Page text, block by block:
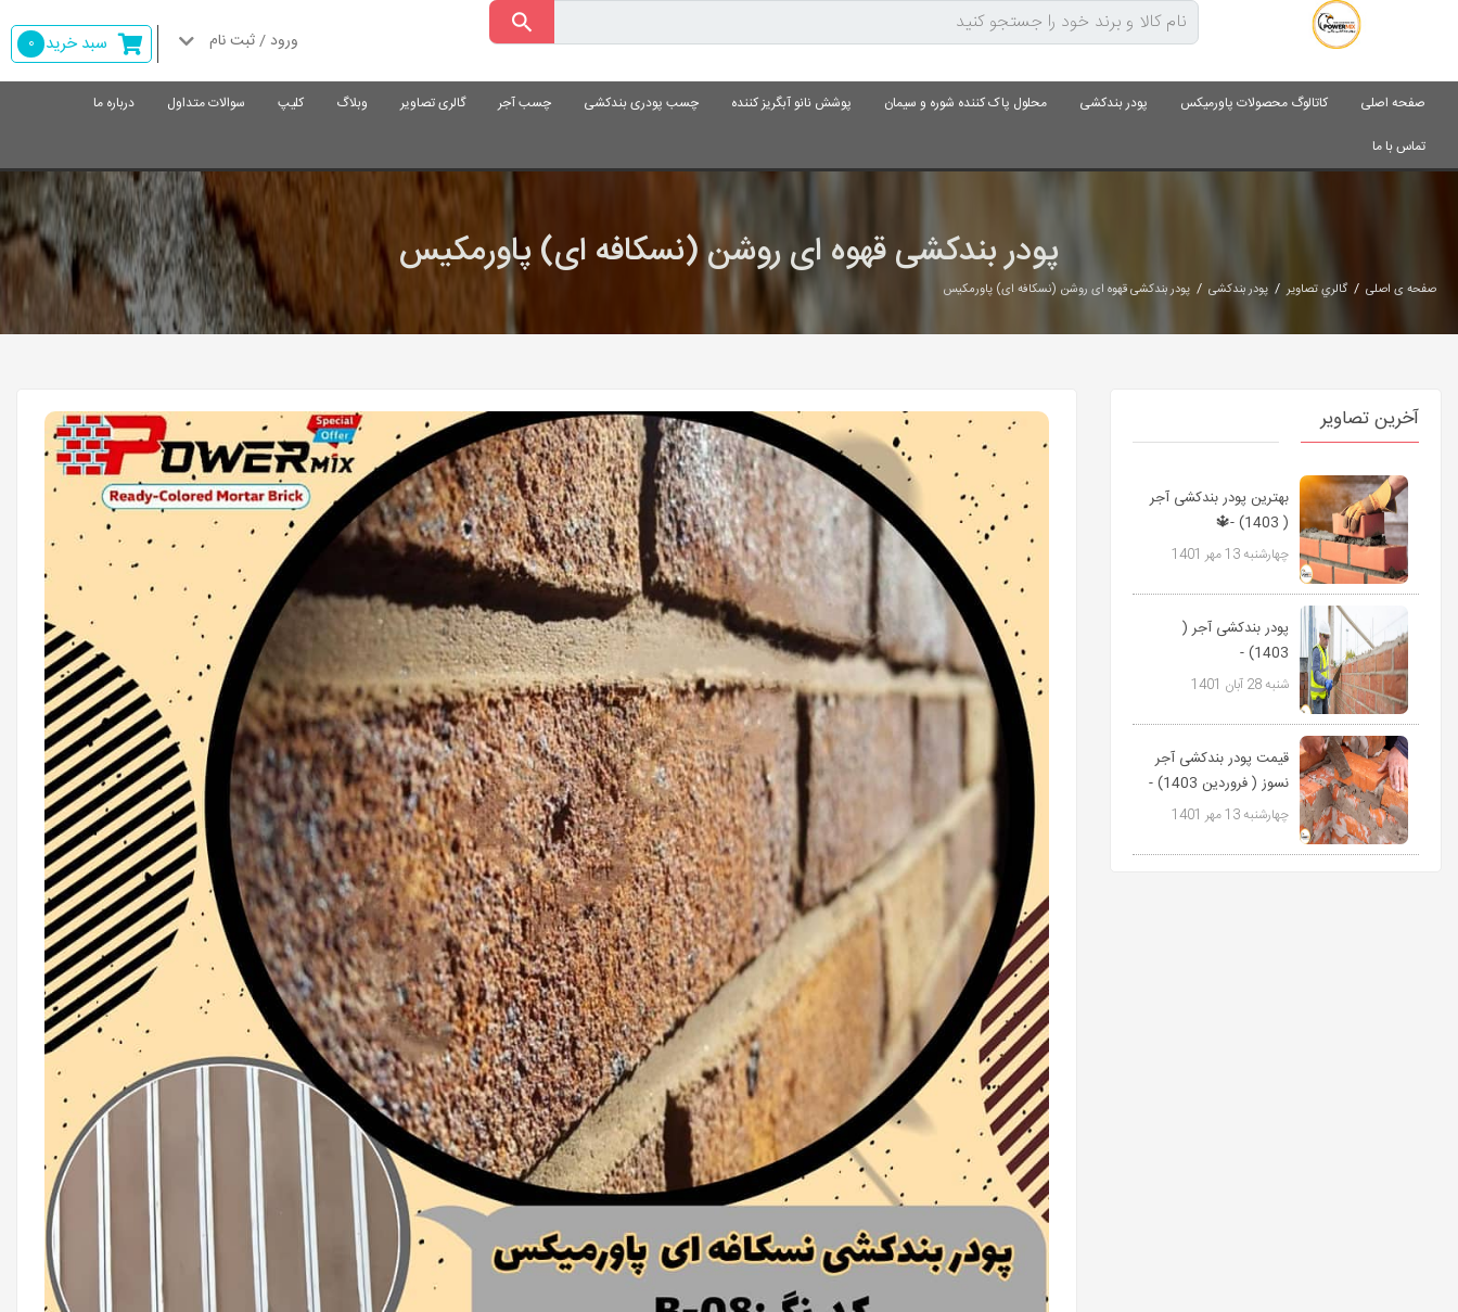
سبد خرید 0 ورود / ثبت نام
صفحه اصلی کاتالوگ محصولات پاورمیکس پودر بندکشی محلول پاک کننده شوره و سیمان پوشش نانو آبگریز کننده چسب پودری بندکشی چسب آجر گالری تصاویر وبلاگ کلیپ سوالات متداول
درباره ما
تماس با ما
پودر بندکشی قهوه ای روشن (نسکافه ای) پاورمکیس
صفحه ی اصلی /گالري تصاوير/ پودر بندکشی / پودر بندکشی قهوه ای روشن (نسکافه ای) پاورمکیس
آخرین تصاویر
بهترین پودر بندکشی آجر
( 1403) -🔱
09127511808
چهارشنبه 13 مهر 1401
پودر بندکشی آجر (
1403) -
09127511808
شنبه 28 آبان 1401
قیمت پودر بندکشی آجر
نسوز ( فروردین 1403) -
09127511808...
چهارشنبه 13 مهر 1401